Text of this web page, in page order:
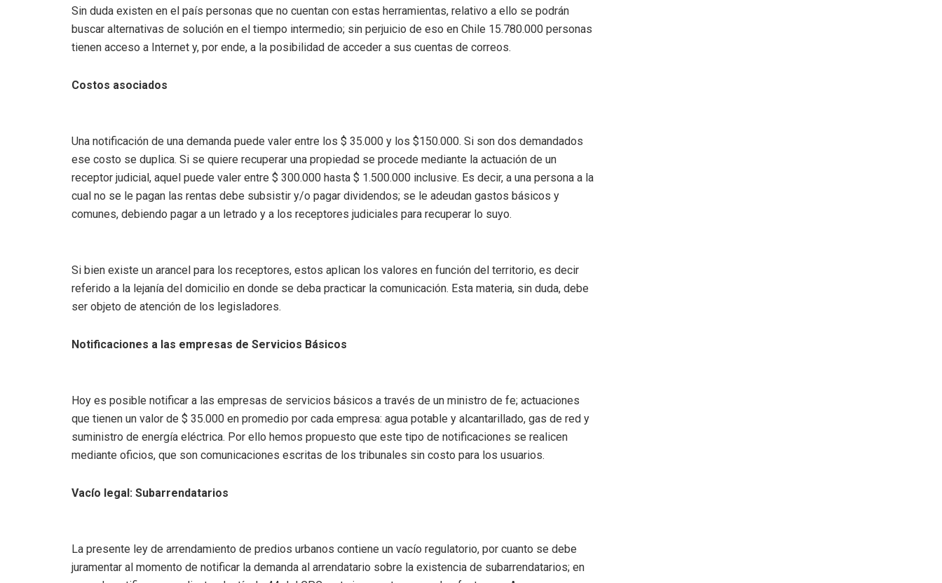
Sin duda existen en el país personas que no cuentan con estas herramientas, relativo a ello se podrán
buscar alternativas de solución en el tiempo intermedio; sin perjuicio de eso en Chile 15.780.000 personas
tienen acceso a Internet y, por ende, a la posibilidad de acceder a sus cuentas de correos.
Costos asociados
Una notificación de una demanda puede valer entre los $ 35.000 y los $150.000. Si son dos demandados
ese costo se duplica. Si se quiere recuperar una propiedad se procede mediante la actuación de un
receptor judicial, aquel puede valer entre $ 300.000 hasta $ 1.500.000 inclusive. Es decir, a una persona a la
cual no se le pagan las rentas debe subsistir y/o pagar dividendos; se le adeudan gastos básicos y
comunes, debiendo pagar a un letrado y a los receptores judiciales para recuperar lo suyo.
Si bien existe un arancel para los receptores, estos aplican los valores en función del territorio, es decir
referido a la lejanía del domicilio en donde se deba practicar la comunicación. Esta materia, sin duda, debe
ser objeto de atención de los legisladores.
Notificaciones a las empresas de Servicios Básicos
Hoy es posible notificar a las empresas de servicios básicos a través de un ministro de fe; actuaciones
que tienen un valor de $ 35.000 en promedio por cada empresa: agua potable y alcantarillado, gas de red y
suministro de energía eléctrica. Por ello hemos propuesto que este tipo de notificaciones se realicen
mediante oficios, que son comunicaciones escritas de los tribunales sin costo para los usuarios.
Vacío legal: Subarrendatarios
La presente ley de arrendamiento de predios urbanos contiene un vacío regulatorio, por cuanto se debe
juramentar al momento de notificar la demanda al arrendatario sobre la existencia de subarrendatarios; en